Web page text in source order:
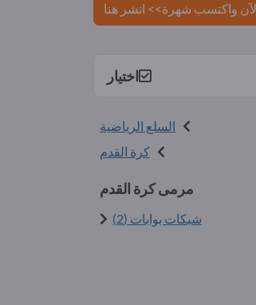
واكتسب شهرة>> انشر هنا
اختيار
السلع الرياضية
كرة القدم
مرمى كرة القدم
شبكات بوابات (2)